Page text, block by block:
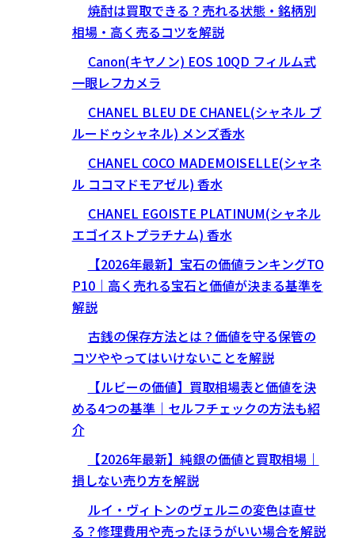
焼酎は買取できる？売れる状態・銘柄別
相場・高く売るコツを解説
Canon(キヤノン) EOS 10QD フィルム式
一眼レフカメラ
CHANEL BLEU DE CHANEL(シャネル ブ
ルードゥシャネル) メンズ香水
CHANEL COCO MADEMOISELLE(シャネ
ル ココマドモアゼル) 香水
CHANEL EGOISTE PLATINUM(シャネル
エゴイストプラチナム) 香水
【2026年最新】宝石の価値ランキングTO
P10｜高く売れる宝石と価値が決まる基準を
解説
古銭の保存方法とは？価値を守る保管の
コツややってはいけないことを解説
【ルビーの価値】買取相場表と価値を決
める4つの基準｜セルフチェックの方法も紹
介
【2026年最新】純銀の価値と買取相場｜
損しない売り方を解説
ルイ・ヴィトンのヴェルニの変色は直せ
る？修理費用や売ったほうがいい場合を解説